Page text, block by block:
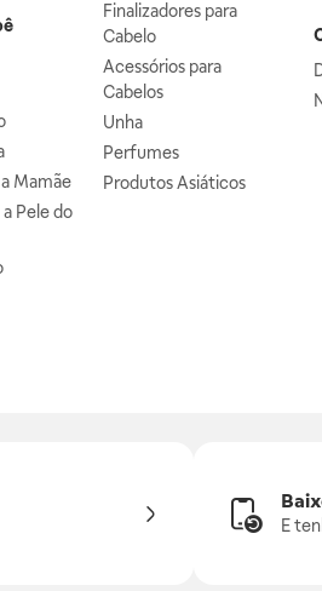
Mamãe
Pele do
Finalizadores para
Cabelo
Acessórios para
Cabelos
Unha
Perfumes
Produtos Asiáticos
E